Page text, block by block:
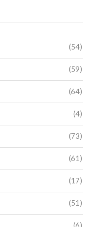
(54)
(59)
(64)
(4)
(73)
(61)
(17)
(51)
(6)